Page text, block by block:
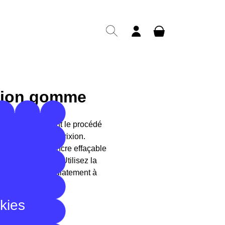
gomme
partout, utilisant le procédé
aux stylos Pilot Frixion.
en effet d'une encre effaçable
de la gomme. Utilisez la
immédiatement à